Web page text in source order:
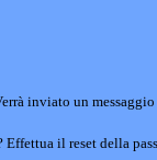
inviato un
Effettua il reset della